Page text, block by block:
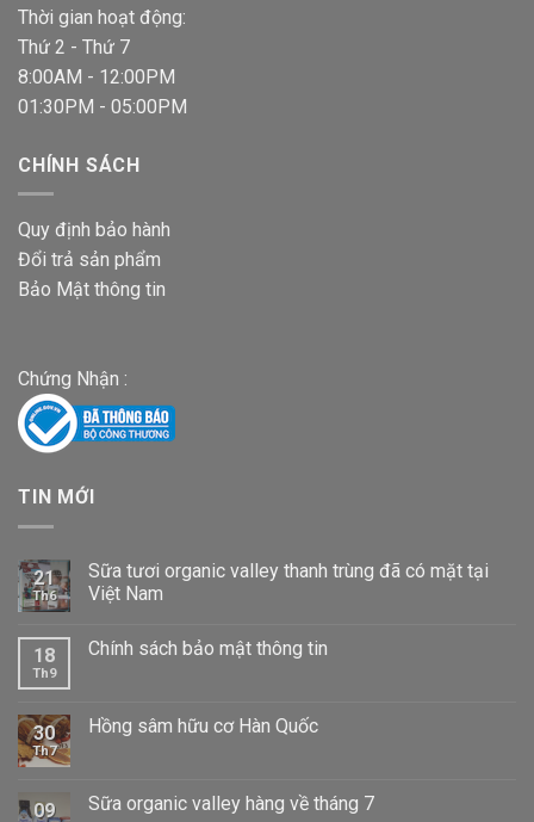
Thời gian hoạt động:
Thứ 2 - Thứ 7
8:00AM - 12:00PM
01:30PM - 05:00PM
CHÍNH SÁCH
Quy định bảo hành
Đổi trả sản phẩm
Bảo Mật thông tin
Chứng Nhận :
TIN MỚI
21
Th6
Sữa tươi organic valley thanh trùng đã có mặt tại
Việt Nam
18
Th9
Chính sách bảo mật thông tin
30
Th7
Hồng sâm hữu cơ Hàn Quốc
09 Sữa organic valley hàng về tháng 7